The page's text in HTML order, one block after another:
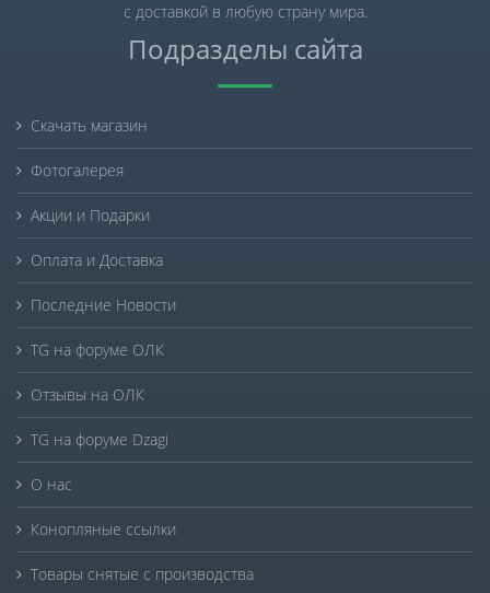
с доставкой в любую страну мира.
Подразделы сайта
Скачать магазин
Фотогалерея
Акции и Подарки
Оплата и Доставка
Последние Новости
TG на форуме ОЛК
Отзывы на ОЛК
TG на форуме Dzagi
О нас
Конопляные ссылки
Товары снятые с производства